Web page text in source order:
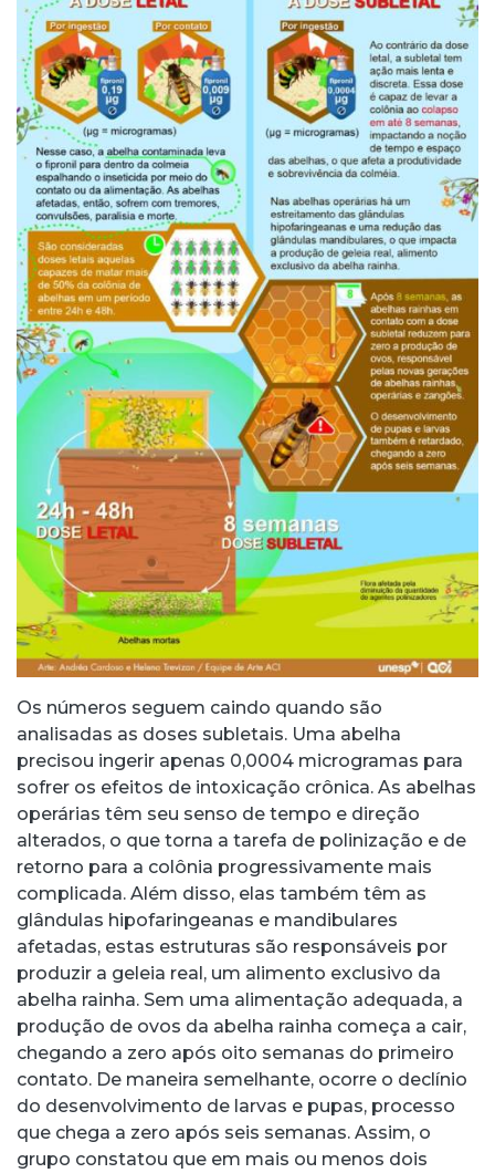
Os números seguem caindo quando são
analisadas as doses subletais. Uma abelha
precisou ingerir apenas 0,0004 microgramas para
sofrer os efeitos de intoxicação crônica. As abelhas
operárias têm seu senso de tempo e direção
alterados, o que torna a tarefa de polinização e de
retorno para a colônia progressivamente mais
complicada. Além disso, elas também têm as
glândulas hipofaringeanas e mandibulares
afetadas, estas estruturas são responsáveis por
produzir a geleia real, um alimento exclusivo da
abelha rainha. Sem uma alimentação adequada, a
produção de ovos da abelha rainha começa a cair,
chegando a zero após oito semanas do primeiro
contato. De maneira semelhante, ocorre o declínio
do desenvolvimento de larvas e pupas, processo
que chega a zero após seis semanas. Assim, o
grupo constatou que em mais ou menos dois